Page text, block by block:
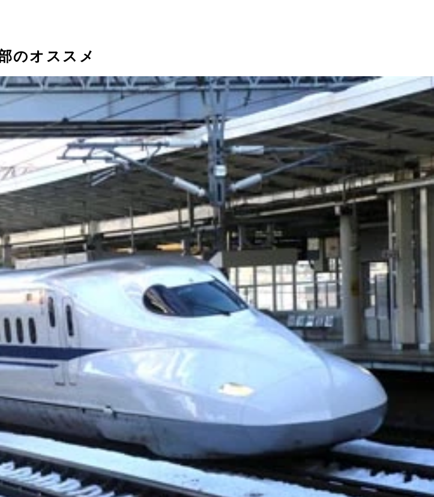
３両編成となった
された
がった
をされる駅長の下里氏
た餅まきは大盛況！
きてしまい、きっぷを買うため数十分待つことに
まさにお祭り気分だ
のオススメ